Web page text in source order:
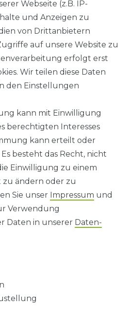
Webseite (z.B. IP-
und Anzeigen zu
von Drittanbietern
auf unsere Website zu
erfolgt erst
Wir teilen diese Daten
den Einstellungen
kann mit Einwilligung
berechtigten Interesses
kann erteilt oder
besteht das Recht, nicht
Einwilligung zu einem
ändern oder zu
Sie unser Impressum und
Verwendung
Daten in unserer Daten­